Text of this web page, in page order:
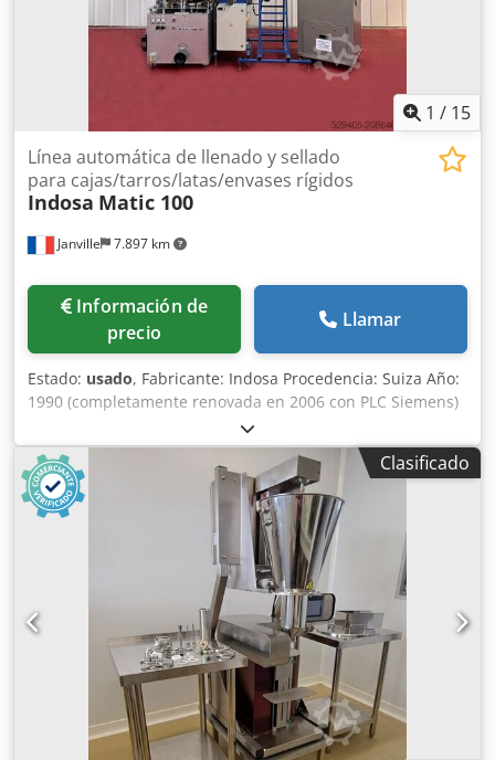
1 / 15
Janville 7.897 km
Línea automática de llenado y sellado
para cajas/tarros/latas/envases rígidos
Indosa Matic 100
Información de
precio
Llamar
Estado: usado, Fabricante: Indosa Procedencia: Suiza Año:
1990 (completamente renovada en 2006 con PLC Siemens)
Máquina principal: Envasadora automática Indosa Matic
100 Llenado / dosificación: Módulo AW7/500 Sistema de
vacío / extracción de polvo: CK-V09 Mesa de acumulación:
ZT800 Transporte: Estrella de 12 estaciones Alimentación
del producto: transferencia neumática Dedpfx Absx R
Dypolock Tipo de máquina: Línea automática de llenado y
cerradora para latas Tipo de recipiente: metálico o
compuesto Aplicaciones: Productos secos y granulares
Ejemplos: Tabaco, polvo, granulados, alimentos secos,
productos sólidos Capacidad: hasta 40-50 unidades/min
(control de velocidad integrado) Diámetro de lata Ø 80 mm
estándar (otros tamaños disponibles bajo pedido) Altura
de latas de 20 a 320 mm Tipo de dosificación: por peso
(vibrador + balde) Suministro de producto: transferencia
neumática Cerradora de tapas metálicas, módulo de
Clasificado